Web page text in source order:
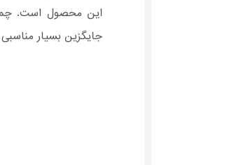
این محصول است. چمن
جایگزین بسیار